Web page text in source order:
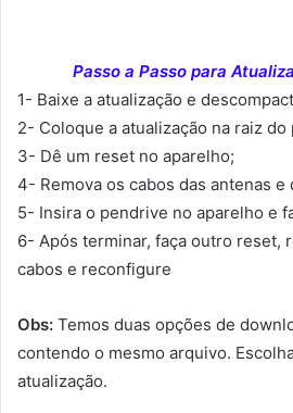
Passo a Passo para
1- Baixe a atualização e
2- Coloque a atualização na raiz do
3- Dê um reset no aparelho;
4- Remova os cabos das antenas e
5- Insira o pendrive no aparelho e
6- Após terminar, faça outro reset,
cabos e reconfigure
Obs: Temos duas opções de
contendo o mesmo arquivo.
atualização.